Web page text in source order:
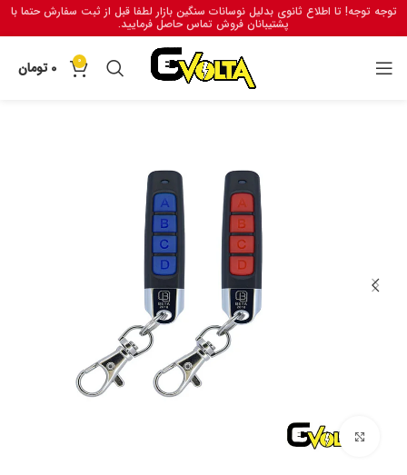
توجه توجه! تا اطلاع ثانوی بدلیل نوسانات سنگین بازار لطفا قبل از ثبت سفارش حتما با
پشتیبانان فروش تماس حاصل فرمایید.
0
0 تومان
برای بزرگنمایی کلیک کنید